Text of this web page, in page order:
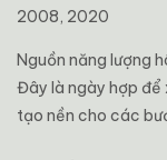
2008, 2020
Nguồn năng lượng
Đây là ngày hợp để
tạo nền cho các